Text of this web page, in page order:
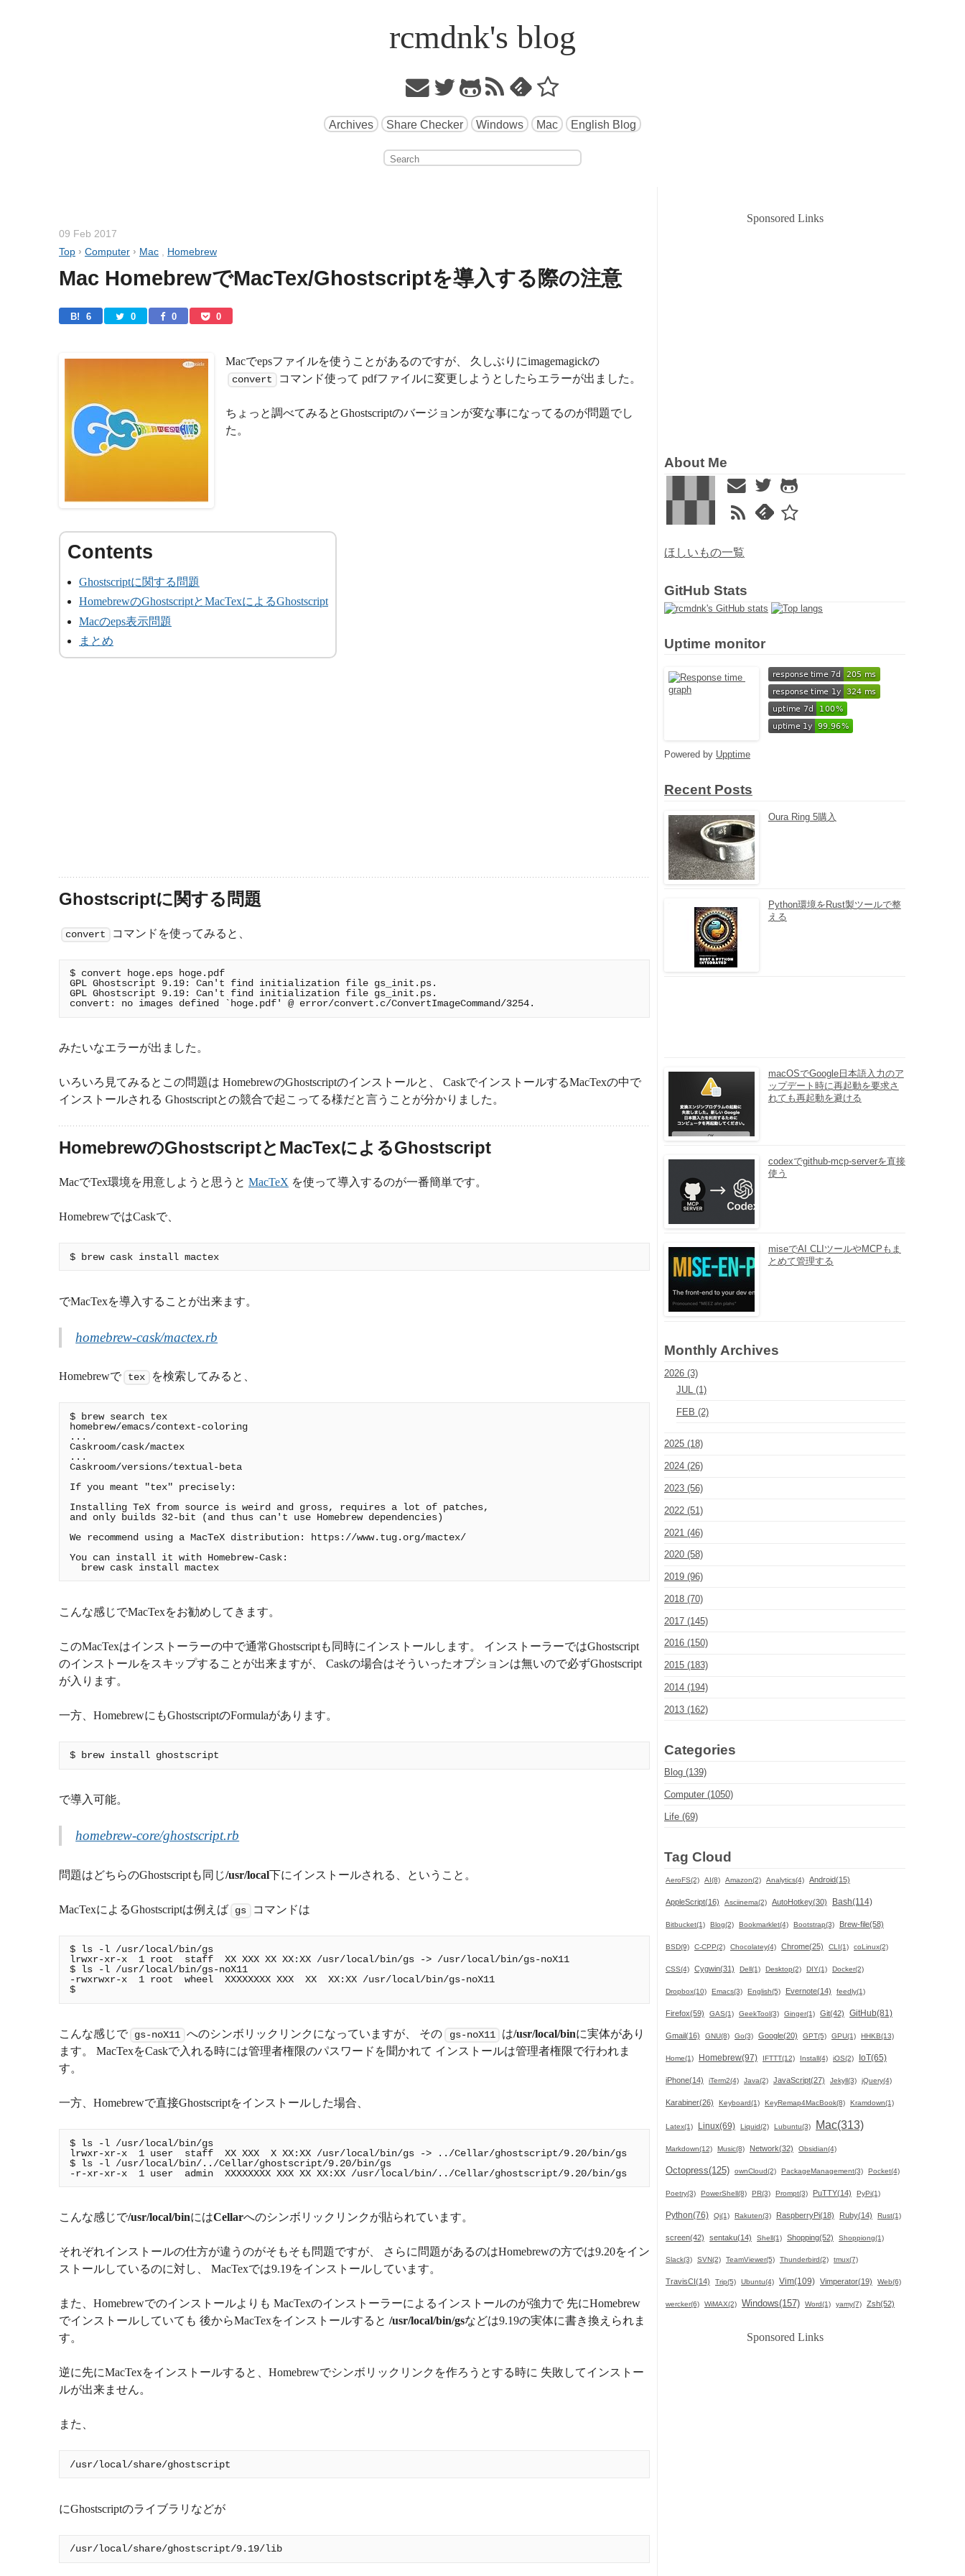
rcmdnk's blog
Archives Share Checker Windows Mac English Blog
09 Feb 2017
Top › Computer › Mac , Homebrew
Mac HomebrewでMacTex/Ghostscriptを導入する際の注意
B! 6 0 0 0
Macでepsファイルを使うことがあるのですが、 久しぶりにimagemagickの
convert コマンド使って pdfファイルに変更しようとしたらエラーが出ました。
ちょっと調べてみるとGhostscriptのバージョンが変な事になってるのが問題でし
た。
Ghostscriptに関する問題
HomebrewのGhostscriptとMacTexによるGhostscript
Macのeps表示問題
まとめ
Ghostscriptに関する問題
convert コマンドを使ってみると、
$ convert hoge.eps hoge.pdf
GPL Ghostscript 9.19: Can't find initialization file gs_init.ps.
GPL Ghostscript 9.19: Can't find initialization file gs_init.ps.
みたいなエラーが出ました。
いろいろ見てみるとこの問題は HomebrewのGhostscriptのインストールと、 CaskでインストールするMacTexの中で
インストールされる Ghostscriptとの競合で起こってる様だと言うことが分かりました。
HomebrewのGhostscriptとMacTexによるGhostscript
MacでTex環境を用意しようと思うと MacTeX を使って導入するのが一番簡単です。
HomebrewではCaskで、
でMacTexを導入することが出来ます。
homebrew-cask/mactex.rb
Homebrewで tex を検索してみると、
$ brew search tex
homebrew/emacs/context-coloring
...
Caskroom/cask/mactex
...
Caskroom/versions/textual-beta
If you meant "tex" precisely:
Installing TeX from source is weird and gross, requires a lot of patches,
and only builds 32-bit (and thus can't use Homebrew dependencies)
We recommend using a MacTeX distribution: https://www.tug.org/mactex/
You can install it with Homebrew-Cask:
こんな感じでMacTexをお勧めしてきます。
このMacTexはインストーラーの中で通常Ghostscriptも同時にインストールします。 インストーラーではGhostscript
のインストールをスキップすることが出来ますが、 Caskの場合はそういったオプションは無いので必ずGhostscript
が入ります。
一方、HomebrewにもGhostscriptのFormulaがあります。
で導入可能。
homebrew-core/ghostscript.rb
問題はどちらのGhostscriptも同じ/usr/local下にインストールされる、ということ。
MacTexによるGhostscriptは例えば gs コマンドは
$ ls -l /usr/local/bin/gs
lrwxr-xr-x  1 root  staff  XX XXX XX XX:XX /usr/local/bin/gs -> /usr/local/bin/gs-noX11
$ ls -l /usr/local/bin/gs-noX11
-rwxrwxr-x  1 root  wheel  XXXXXXXX XXX  XX  XX:XX /usr/local/bin/gs-noX11
こんな感じで gs-noX11 へのシンボリックリンクになっていますが、 その gs-noX11 は/usr/local/binに実体があり
ます。 MacTexをCaskで入れる時には管理者権限のパスワードを聞かれて インストールは管理者権限で行われま
す。
一方、Homebrewで直接Ghostscriptをインストールした場合、
$ ls -l /usr/local/bin/gs
lrwxr-xr-x  1 user  staff  XX XXX  X XX:XX /usr/local/bin/gs -> ../Cellar/ghostscript/9.20/bin/gs
$ ls -l /usr/local/bin/../Cellar/ghostscript/9.20/bin/gs
こんな感じで/usr/local/binにはCellarへのシンボリックリンクが貼られています。
それぞれインストールの仕方が違うのがそもそも問題ですが、 さらに問題があるのはHomebrewの方では9.20をイン
ストールしているのに対し、 MacTexでは9.19をインストールしています。
また、Homebrewでのインストールよりも MacTexのインストーラーによるインストールのが強力で 先にHomebrew
でインストールしていても 後からMacTexをインストールすると /usr/local/bin/gsなどは9.19の実体に書き換えられま
す。
逆に先にMacTexをインストールすると、Homebrewでシンボリックリンクを作ろうとする時に 失敗してインストー
ルが出来ません。
また、
にGhostscriptのライブラリなどが
Sponsored Links
About Me
ほしいもの一覧
GitHub Stats
Uptime monitor
Powered by Upptime
Recent Posts
Oura Ring 5購入
Python環境をRust製ツールで整
える
macOSでGoogle日本語入力のア
ップデート時に再起動を要求さ
れても再起動を避ける
codexでgithub-mcp-serverを直接
使う
miseでAI CLIツールやMCPもま
とめて管理する
Monthly Archives
2026 (3)
JUL (1)
FEB (2)
2025 (18)
2024 (26)
2023 (56)
2022 (51)
2021 (46)
2020 (58)
2019 (96)
2018 (70)
2017 (145)
2016 (150)
2015 (183)
2014 (194)
2013 (162)
Categories
Blog (139)
Computer (1050)
Life (69)
Tag Cloud
AeroFS(2) AI(8) Amazon(2) Analytics(4) Android(15)
AppleScript(16) Asciinema(2) AutoHotkey(30) Bash(114)
Bitbucket(1) Blog(2) Bookmarklet(4) Bootstrap(3) Brew-file(58)
BSD(9) C-CPP(2) Chocolatey(4) Chrome(25) CLI(1) coLinux(2)
CSS(4) Cygwin(31) Dell(1) Desktop(2) DIY(1) Docker(2)
Dropbox(10) Emacs(3) English(5) Evernote(14) feedly(1)
Firefox(59) GAS(1) GeekTool(3) Ginger(1) Git(42) GitHub(81)
Gmail(16) GNU(8) Go(3) Google(20) GPT(5) GPU(1) HHKB(13)
Home(1) Homebrew(97) IFTTT(12) Install(4) iOS(2) IoT(65)
iPhone(14) iTerm2(4) Java(2) JavaScript(27) Jekyll(3) jQuery(4)
Karabiner(26) Keyboard(1) KeyRemap4MacBook(8) Kramdown(1)
Latex(1) Linux(69) Liquid(2) Lubuntu(3) Mac(313)
Markdown(12) Music(8) Network(32) Obsidian(4)
Octopress(125) ownCloud(2) PackageManagement(3) Pocket(4)
Poetry(3) PowerShell(8) PR(3) Prompt(3) PuTTY(14) PyPi(1)
Python(76) Qi(1) Rakuten(3) RaspberryPi(18) Ruby(14) Rust(1)
screen(42) sentaku(14) Shell(1) Shopping(52) Shoppiong(1)
Slack(3) SVN(2) TeamViewer(5) Thunderbird(2) tmux(7)
TravisCI(14) Trip(5) Ubuntu(4) Vim(109) Vimperator(19) Web(6)
wercker(6) WiMAX(2) Windows(157) Word(1) yamy(7) Zsh(52)
Sponsored Links